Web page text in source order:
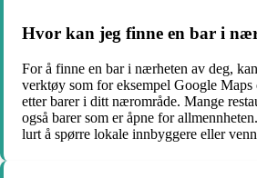
Hvor kan jeg finne en bar i
For å finne en bar i nærheten av deg,
verktøy som for eksempel Google Maps
etter barer i ditt nærområde. Mange
også barer som er åpne for
lurt å spørre lokale innbyggere eller